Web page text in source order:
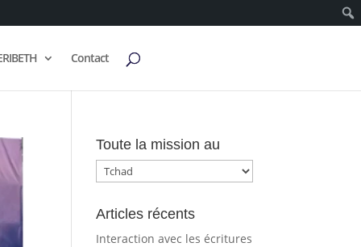
Contact
Toute la mission au
Toute
la
mission
au
Articles récents
Interaction avec les écritures